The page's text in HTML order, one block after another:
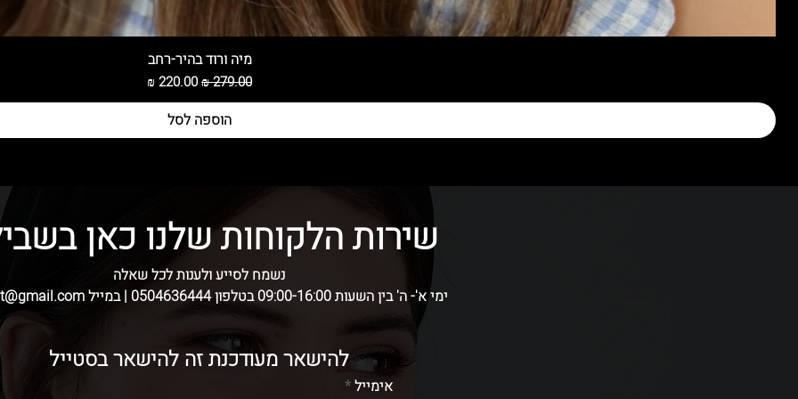
מיה ורוד בהיר-רחב
מחיר רגילמחיר מבצע
הוספה לסל
שירות הלקוחות שלנו כאן
נשמח לסייע ולענות לכל שאלה
ימי א'- ה' בין השעות 09:00-16:00 בטלפון 0504636444 | במייל skshatot@gmail.com
להישאר מעודכנת זה להישאר בסטייל
אימייל